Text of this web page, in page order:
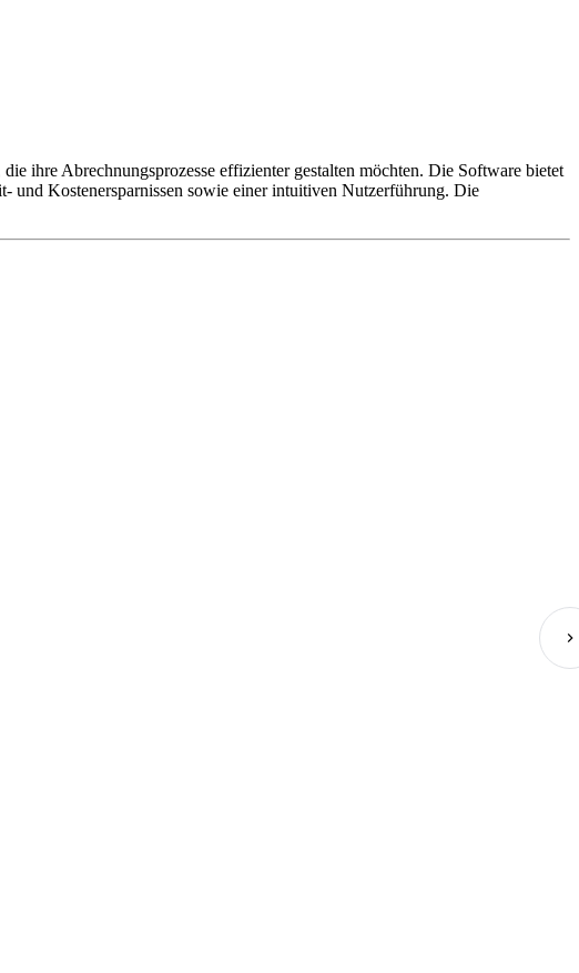
ihre Abrechnungsprozesse effizienter gestalten möchten. Die Software bietet
und Kostenersparnissen sowie einer intuitiven Nutzerführung. Die